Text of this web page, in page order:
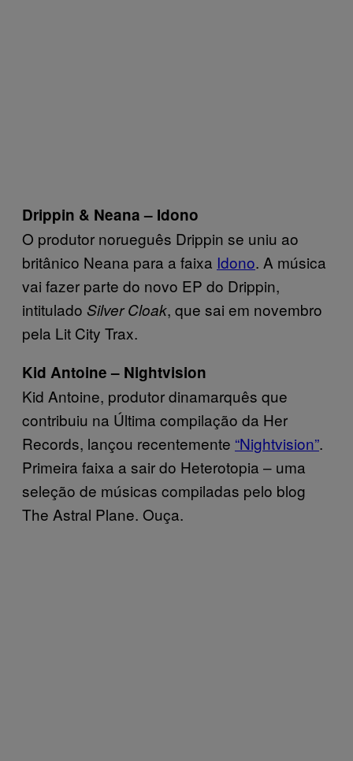
Drippin & Neana – Idono
O produtor norueguês Drippin se uniu ao
britânico Neana para a faixa Idono. A música
vai fazer parte do novo EP do Drippin,
intitulado Silver Cloak, que sai em novembro
pela Lit City Trax.
Kid Antoine – Nightvision
Kid Antoine, produtor dinamarquês que
contribuiu na Última compilação da Her
Records, lançou recentemente “Nightvision”.
Primeira faixa a sair do Heterotopia – uma
seleção de músicas compiladas pelo blog
The Astral Plane. Ouça.